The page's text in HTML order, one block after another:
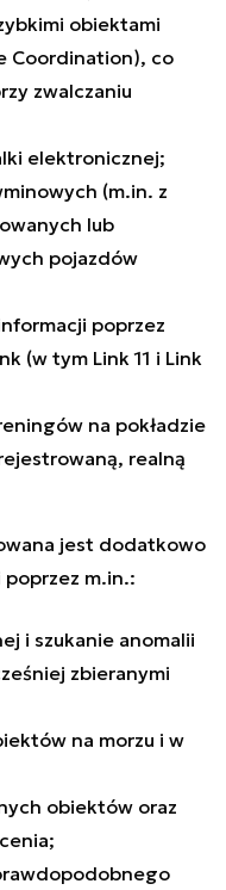
obiektami
Coordination), co
zwalczaniu
elektronicznej;
(m.in. z
lub
pojazdów
poprzez
(w tym Link 11 i Link
na pokładzie
realną
jest dodatkowo
m.in.:
i szukanie anomalii
zbieranymi
na morzu i w
obiektów oraz